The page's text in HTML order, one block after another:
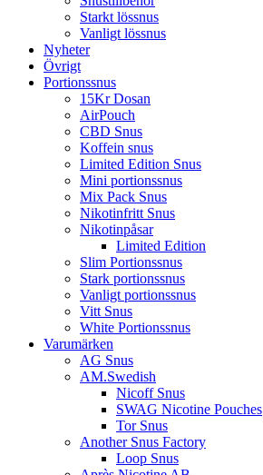
Starkt lössnus
Vanligt lössnus
Nyheter
Övrigt
Portionssnus
15Kr Dosan
AirPouch
CBD Snus
Koffein snus
Limited Edition Snus
Mini portionssnus
Mix Pack Snus
Nikotinfritt Snus
Nikotinpåsar
Limited Edition
Slim Portionssnus
Stark portionssnus
Vanligt portionssnus
Vitt Snus
White Portionssnus
Varumärken
AG Snus
AM.Swedish
Nicoff Snus
SWAG Nicotine Pouches
Tor Snus
Another Snus Factory
Loop Snus